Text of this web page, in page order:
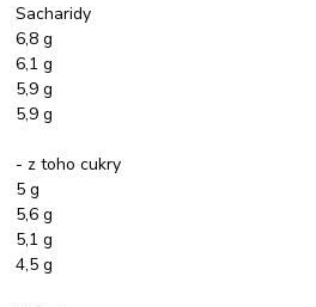
Sacharidy
6,8 g
6,1 g
5,9 g
5,9 g
- z toho cukry
5 g
5,6 g
5,1 g
4,5 g